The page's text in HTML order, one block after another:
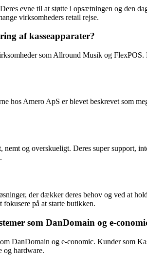
evne til at støtte i opsætningen og den
virksomheders retail rejse.
af kasseapparater?
som Allround Musik og FlexPOS.
hos Amero ApS er blevet beskrevet som
nemt og overskueligt. Deres super support,
der dækker deres behov og ved at
på at starte butikken.
som DanDomain og e-
DanDomain og e-conomic. Kunder som
og hardware.